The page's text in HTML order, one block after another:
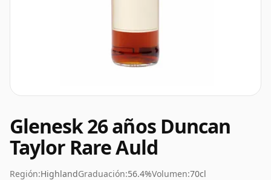
Glenesk 26 años Duncan
Taylor Rare Auld
Región:HighlandGraduación:56.4%Volumen:70cl